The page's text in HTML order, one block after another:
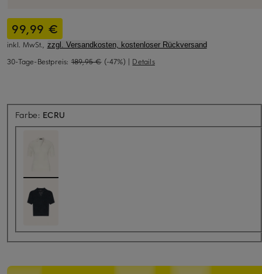
99,99 €
inkl. MwSt., zzgl. Versandkosten, kostenloser Rückversand
30-Tage-Bestpreis: 189,95 € (-47%) | Details
Farbe: ECRU